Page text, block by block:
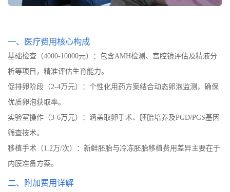
一、医疗费用核心构成
基础检查（4000-10000元）：包含AMH检测、宫腔镜评估及精液分
析等项目，精准评估生育能力。
促排卵阶段（2-4万元）：个性化用药方案结合动态卵泡监测，确保
优质卵泡获取率。
实验室操作（3-6万元）：涵盖取卵手术、胚胎培养及PGD/PGS基因
筛查技术。
移植手术（1.2万/次）：新鲜胚胎与冷冻胚胎移植费用差异主要在于
内膜准备方案。
二、附加费用详解